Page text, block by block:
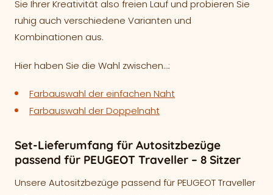
Sie Ihrer Kreativität also freien Lauf und probieren Sie
ruhig auch verschiedene Varianten und
Kombinationen aus.
Hier haben Sie die Wahl zwischen…:
Farbauswahl der einfachen Naht
Farbauswahl der Doppelnaht
Set-Lieferumfang für Autositzbezüge
passend für PEUGEOT Traveller – 8 Sitzer
Unsere Autositzbezüge passend für PEUGEOT Traveller